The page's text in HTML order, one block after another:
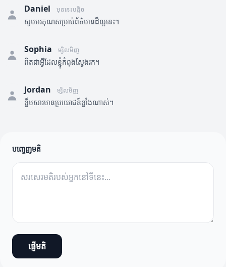
Daniel មុននេះបន្តិច
សូមអរគុណសម្រាប់ព័ត៌មានដ៏ល្អនេះ។
Sophia ម្សិលមិញ
ពិតជាអ្វីដែលខ្ញុំកំពុងស្វែងរក។
Jordan ម្សិលមិញ
ខ្លឹមសារមានប្រយោជន៍ខ្លាំងណាស់។
បញ្ចេញមតិ
ផ្ញើមតិ